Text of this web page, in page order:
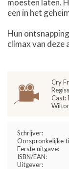
moesten laten.
een in het
Hun
climax van deze
Cry
Cast:
Schrijver:
Oorspronkelijke
Eerste uitgave:
ISBN/EAN:
Uitgever: